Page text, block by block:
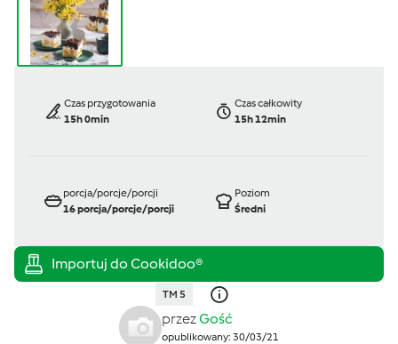
Czas przygotowania
15h 0min
Czas całkowity
15h 12min
porcja/porcje/porcji
16porcja/porcje/porcji
Poziom
Średni
TM 5
przezGość
opublikowany: 30/03/21